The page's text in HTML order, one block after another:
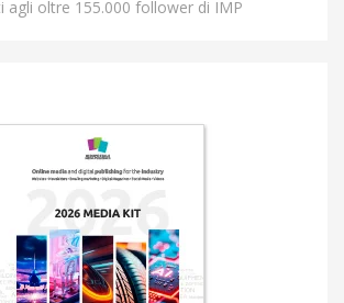
agli oltre 155.000 follower di IMP